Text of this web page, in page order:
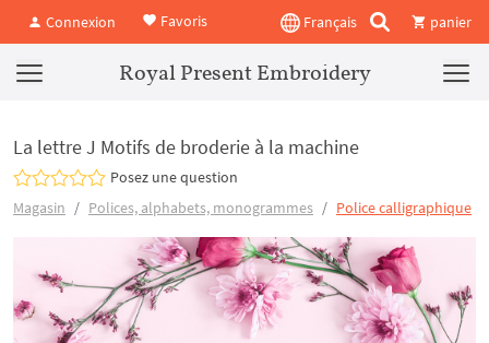
Connexion Favoris Français panier
Royal Present Embroidery
La lettre J Motifs de broderie à la machine
Posez une question
Magasin
Polices, alphabets, monogrammes Police calligraphique